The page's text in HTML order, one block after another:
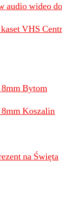
audio wideo
VHS
Bytom
Koszalin
na Święta